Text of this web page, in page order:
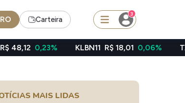
Carteira
3
KLBN11 R$ 18,01 0,06% TAEE11 R$
MAIS LIDAS